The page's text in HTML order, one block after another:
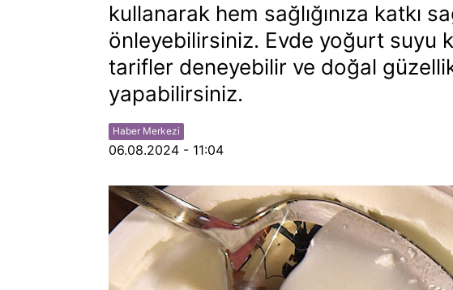
kullanarak hem sağlığınıza katkı
önleyebilirsiniz. Evde yoğurt suyu
tarifler deneyebilir ve doğal güzellik
yapabilirsiniz.
Haber Merkezi
06.08.2024 - 11:04